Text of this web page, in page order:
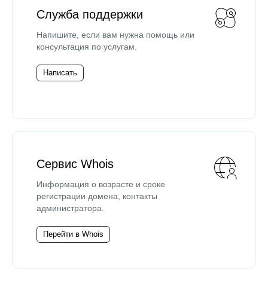
Служба поддержки
Напишите, если вам нужна помощь или
консультация по услугам.
Написать
Сервис Whois
Информация о возрасте и сроке
регистрации домена, контакты
администратора.
Перейти в Whois